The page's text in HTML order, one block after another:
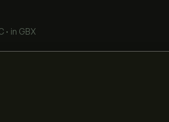
• in GBX